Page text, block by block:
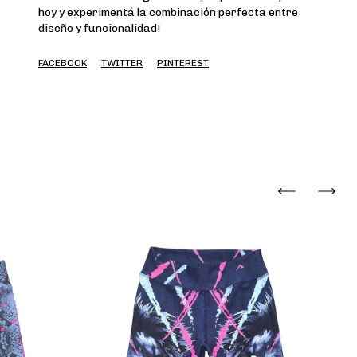
hoy y experimentá la combinación perfecta entre
diseño y funcionalidad!
FACEBOOK TWITTER PINTEREST